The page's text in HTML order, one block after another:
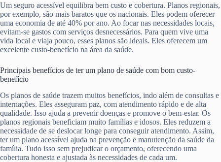
Um seguro acessível equilibra bem custo e cobertura. Planos regionais,
por exemplo, são mais baratos que os nacionais. Eles podem oferecer
uma economia de até 40% por ano. Ao focar nas necessidades locais,
evitam-se gastos com serviços desnecessários. Para quem vive uma
vida local e viaja pouco, esses planos são ideais. Eles oferecem um
excelente custo-benefício na área da saúde.
Principais benefícios de ter um plano de saúde com bom custo-
benefício
Os planos de saúde trazem muitos benefícios, indo além de consultas e
internações. Eles asseguram paz, com atendimento rápido e de alta
qualidade. Isso ajuda a prevenir doenças e promove o bem-estar. Os
planos regionais beneficiam muito famílias e idosos. Eles reduzem a
necessidade de se deslocar longe para conseguir atendimento. Assim,
ter um plano acessível ajuda na prevenção e manutenção da saúde da
família. Tudo isso sem prejudicar o orçamento, oferecendo uma
cobertura honesta e ajustada às necessidades de cada um.